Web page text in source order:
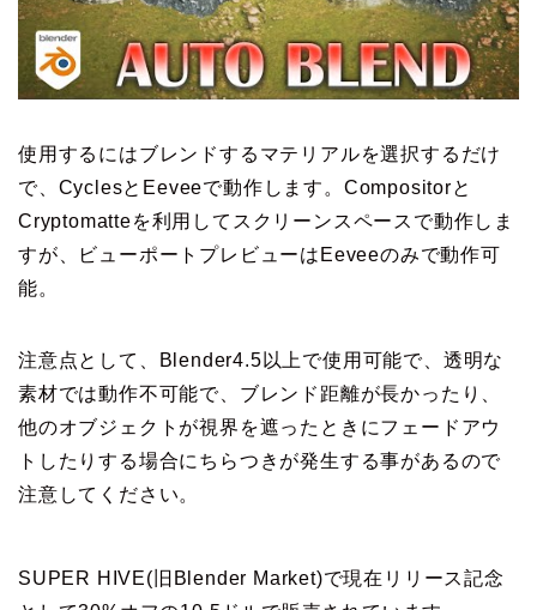
使用するにはブレンドするマテリアルを選択するだけ
で、CyclesとEeveeで動作します。Compositorと
Cryptomatteを利用してスクリーンスペースで動作しま
すが、ビューポートプレビューはEeveeのみで動作可
能。
注意点として、Blender4.5以上で使用可能で、透明な
素材では動作不可能で、ブレンド距離が長かったり、
他のオブジェクトが視界を遮ったときにフェードアウ
トしたりする場合にちらつきが発生する事があるので
注意してください。
SUPER HIVE(旧Blender Market)で現在リリース記念